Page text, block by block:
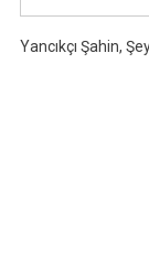
Yancıkçı Şahin,